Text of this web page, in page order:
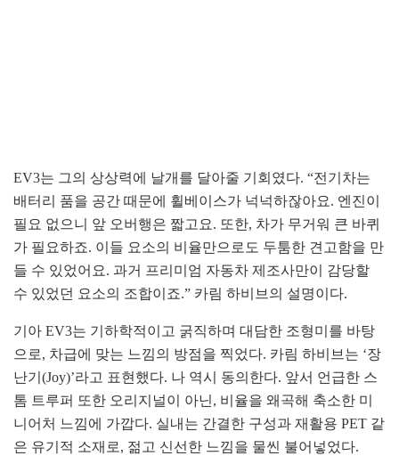
EV3는 그의 상상력에 날개를 달아줄 기회였다. “전기차는
배터리 품을 공간 때문에 휠베이스가 넉넉하잖아요. 엔진이
필요 없으니 앞 오버행은 짧고요. 또한, 차가 무거워 큰 바퀴
가 필요하죠. 이들 요소의 비율만으로도 두툼한 견고함을 만
들 수 있었어요. 과거 프리미엄 자동차 제조사만이 감당할
수 있었던 요소의 조합이죠.” 카림 하비브의 설명이다.
기아 EV3는 기하학적이고 굵직하며 대담한 조형미를 바탕
으로, 차급에 맞는 느낌의 방점을 찍었다. 카림 하비브는 ‘장
난기(Joy)’라고 표현했다. 나 역시 동의한다. 앞서 언급한 스
톰 트루퍼 또한 오리지널이 아닌, 비율을 왜곡해 축소한 미
니어처 느낌에 가깝다. 실내는 간결한 구성과 재활용 PET 같
은 유기적 소재로, 젊고 신선한 느낌을 물씬 불어넣었다.